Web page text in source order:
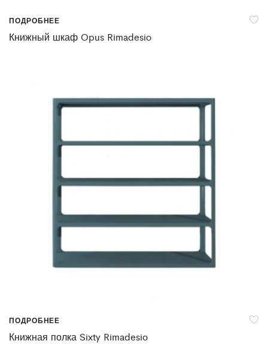
ПОДРОБНЕЕ
Книжный шкаф Opus Rimadesio
ПОДРОБНЕЕ
Книжная полка Sixty Rimadesio